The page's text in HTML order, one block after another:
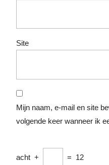
Site
Mijn naam, e-mail en site
volgende keer wanneer ik
acht + = 12